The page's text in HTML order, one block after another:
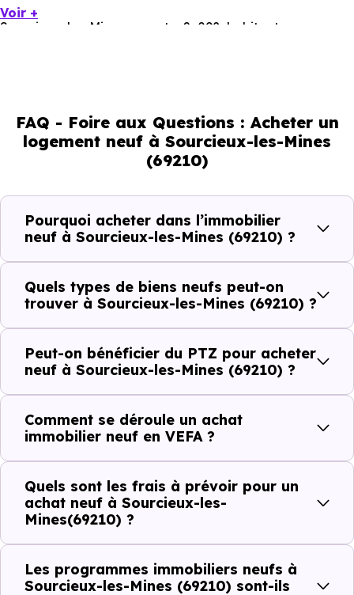
Sourcieux-les-Mines compte 2 098 habitants, avec une
42.14 % d'adultes (dont 76.3 % d'actifs), 23.74 % de
seniors, 14.59 % de jeunes et 19.49 % d'enfants. Un profil
démographique qui renseigne directement sur la
demande locative locale et les typologies de biens les
plus recherchées.
Côté cadre de vie, Sourcieux-les-Mines (69210) dispose
de 3 commerces, 0 professions médicales et 1
établissements scolaires. Des équipements du quotidien
qui constituent autant d'arguments concrets pour habiter
ou investir dans la commune.
Combien coûte un logement à Sourcieux-
les-Mines (69210) ?
C'est souvent la première question. Voici les repères de
prix à connaître pour un achat immobilier à Sourcieux-
les-Mines (69210) :
Prix
Prix
Prix
Voir +
FAQ - Foire aux Questions : Acheter un
logement neuf à Sourcieux-les-Mines
(69210)
Pourquoi acheter dans l’immobilier
neuf à Sourcieux-les-Mines (69210) ?
Quels types de biens neufs peut-on
trouver à Sourcieux-les-Mines (69210) ?
Peut-on bénéficier du PTZ pour acheter
neuf à Sourcieux-les-Mines (69210) ?
Comment se déroule un achat
immobilier neuf en VEFA ?
Quels sont les frais à prévoir pour un
achat neuf à Sourcieux-les-
Mines(69210) ?
Les programmes immobiliers neufs à
Sourcieux-les-Mines (69210) sont-ils